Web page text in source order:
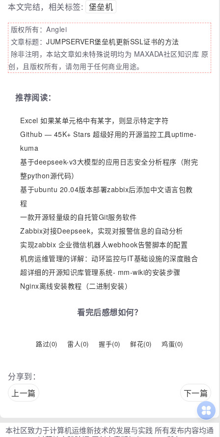
本文完结，相关标签: 堡垒机
版权所有：Anglei
文章标题： JUMPSERVER堡垒机更新SSL证书的方法
除非注明，本站文章如未特殊说明均为 MAXADA社区知识库 原
创，且版权所有，请勿用于任何商业用途。
推荐阅读：
Excel 如果某单元格中有某字，则显示特定字符
Github — 45K+ Stars 超级好用的开源监控工具uptime-
kuma
基于deepseek-v3大模型的应用日志安全分析程序（附完
整python源代码）
基于ubuntu 20.04版本部署zabbix后添加中文语言包教
程
一款开源轻量级的自托管Git服务软件
Zabbix对接Deepseek，实现对报警信息的自动分析
实现zabbix 企业微信机器人webhook告警脚本的配置
机房运维管理的详解：动环监控与IT基础设施的深度融合
超详细的开源知识库管理系统- mm-wiki的安装步骤
Nginx离线安装教程（二进制安装）
看完后感想如何？
路过(0) 雷人(0) 握手(0) 鲜花(0) 鸡蛋(0)
分享到：
上一篇
下一篇
本社区致力于计算机运维新技术的发展与实践 所有发布内容均通